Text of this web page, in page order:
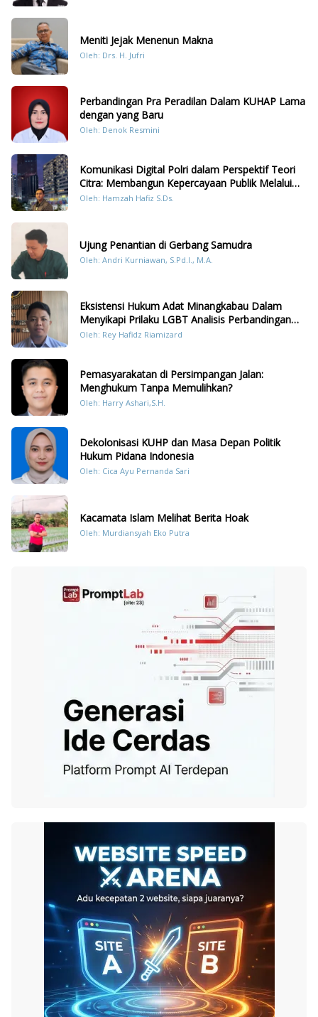
Meniti Jejak Menenun Makna
Oleh: Drs. H. Jufri
Perbandingan Pra Peradilan Dalam KUHAP Lama
dengan yang Baru
Oleh: Denok Resmini
Komunikasi Digital Polri dalam Perspektif Teori
Citra: Membangun Kepercayaan Publik Melalui
Konten Humanis Kesiapsiagaan Bencana di
Oleh: Hamzah Hafiz S.Ds.
Ujung Penantian di Gerbang Samudra
Oleh: Andri Kurniawan, S.Pd.I., M.A.
Eksistensi Hukum Adat Minangkabau Dalam
Menyikapi Prilaku LGBT Analisis Perbandingan
Dengan Hukum Pidana
Oleh: Rey Hafidz Riamizard
Pemasyarakatan di Persimpangan Jalan:
Menghukum Tanpa Memulihkan?
Oleh: Harry Ashari,S.H.
Dekolonisasi KUHP dan Masa Depan Politik
Hukum Pidana Indonesia
Oleh: Cica Ayu Pernanda Sari
Kacamata Islam Melihat Berita Hoak
Oleh: Murdiansyah Eko Putra